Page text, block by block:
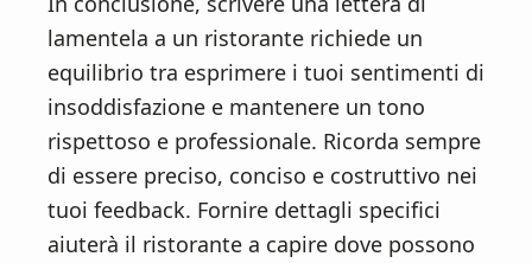
lamentela a un ristorante richiede un
equilibrio tra esprimere i tuoi sentimenti di
insoddisfazione e mantenere un tono
rispettoso e professionale. Ricorda sempre
di essere preciso, conciso e costruttivo nei
tuoi feedback. Fornire dettagli specifici
aiuterà il ristorante a capire dove possono